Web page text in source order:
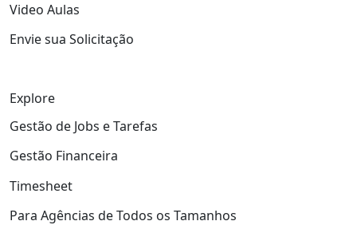
Video Aulas
Envie sua Solicitação
Explore
Gestão de Jobs e Tarefas
Gestão Financeira
Timesheet
Para Agências de Todos os Tamanhos